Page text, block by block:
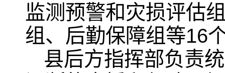
监测预警和灾损评估
组、后勤保障组等16
县后方指挥部负责